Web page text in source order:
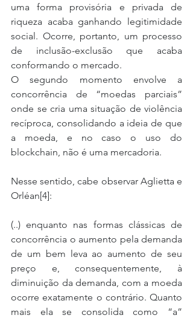
uma forma provisória e privada de
riqueza acaba ganhando legitimidade
social. Ocorre, portanto, um processo
de inclusão-exclusão que acaba
conformando o mercado.
O segundo momento envolve a
concorrência de “moedas parciais”
onde se cria uma situação de violência
recíproca, consolidando a ideia de que
a moeda, e no caso o uso do
blockchain, não é uma mercadoria.
Nesse sentido, cabe observar Aglietta e
Orléan[4]:
(..) enquanto nas formas clássicas de
concorrência o aumento pela demanda
de um bem leva ao aumento de seu
preço e, consequentemente, à
diminuição da demanda, com a moeda
ocorre exatamente o contrário. Quanto
mais ela se consolida como “a”